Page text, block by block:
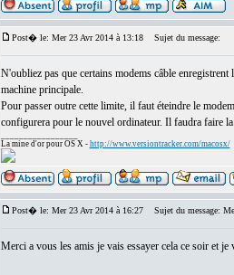
Post� le: Mer 23 Avr 2014 à 13:18 Sujet du message:
N'oubliez pas que certains modems câble
machine principale.
Pour passer outre cette limite, il faut éteindre le
configurera pour le nouvel ordinateur. Il faudra faire
La mine d'or pour OS X - http://www.versiontracker.com/macosx/
Post� le: Mer 23 Avr 2014 à 16:27 Sujet du message:
Merci a vous les amis je vais essayer cela ce soir et